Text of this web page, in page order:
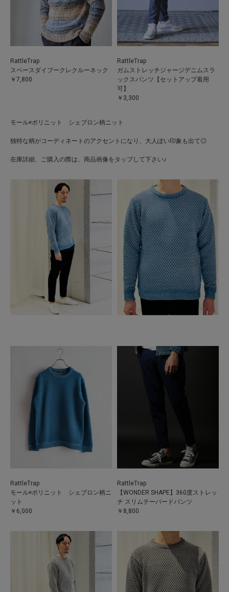
RattleTrap
スペースダイブークレクルーネック
￥7,800
RattleTrap
ガムストレッチジャージデニムスラ
ックスパンツ【セットアップ着用
可】
￥3,300
モール×ポリニット シェブロン柄ニット
独特な柄がコーディネートのアクセントになり、大人ぽい印象も出て◎
在庫詳細、ご購入の際は、商品画像をタップして下さい♪
RattleTrap
モール×ポリニット シェブロン柄ニ
ット
￥6,000
RattleTrap
【WONDER SHAPE】360度ストレッ
チ スリムテーパードパンツ
￥8,800